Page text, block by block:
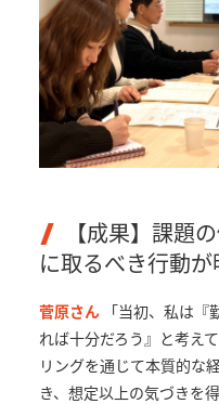
【成果】課題
に取るべき行動が
菅原さん 「当初、私は
れば十分だろう』と考え
リングを通じて本質的な
き、想定以上の気づきを